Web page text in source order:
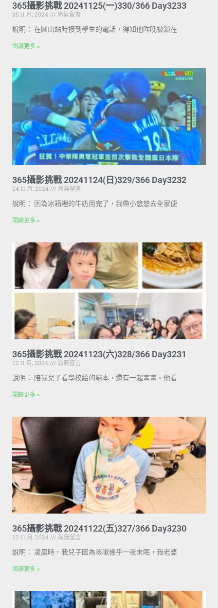
365攝影挑戰 20241125(一)330/366 Day3233
25 11 月, 2024
尚無留言
說明： 在圓山站時接到學生的電話，得知他昨晚被鎖在
閱讀更多 »
365攝影挑戰 20241124(日)329/366 Day3232
24 11 月, 2024
尚無留言
說明： 因為冰箱裡的牛奶用完了，我帶小悠悠去全家便
閱讀更多 »
365攝影挑戰 20241123(六)328/366 Day3231
23 11 月, 2024
尚無留言
說明： 陪我兒子看學校給的繪本，還有一起畫畫。他看
閱讀更多 »
365攝影挑戰 20241122(五)327/366 Day3230
22 11 月, 2024
尚無留言
說明： 凌晨時，我兒子因為咳嗽幾乎一夜未眠，我老婆
閱讀更多 »